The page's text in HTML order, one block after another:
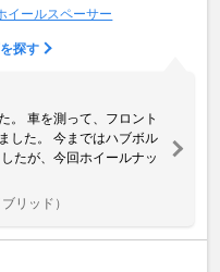
イールスペーサー
探す
。 車を測って、フロント
した。 今まではハブボル
たが、今回ホイールナッ
リッド）